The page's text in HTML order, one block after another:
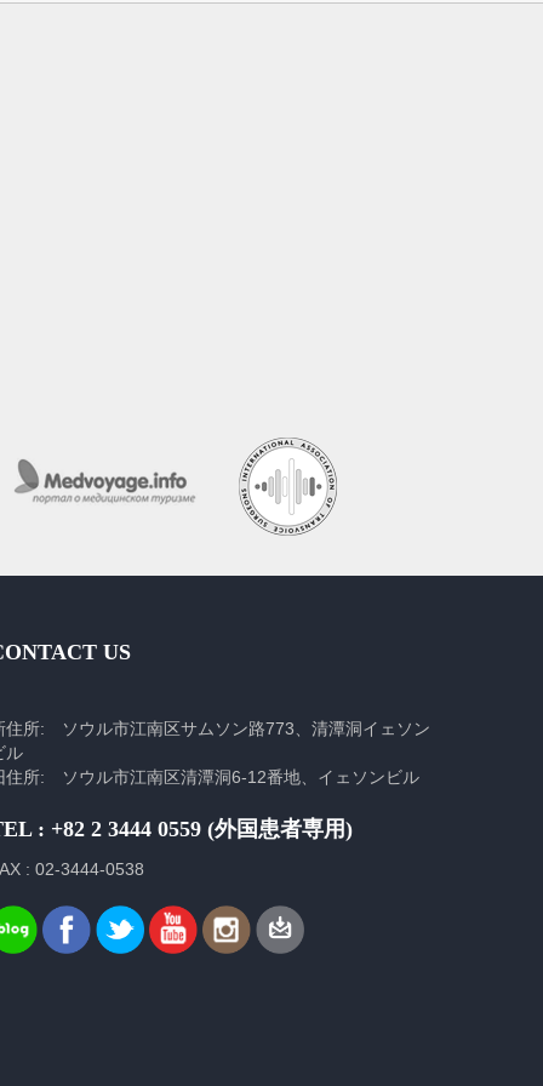
US
住所: ソウル市江南区サムソン路773、清潭洞イェソン
ル
住所: ソウル市江南区清潭洞6-12番地、イェソンビル
: +82 2 3444 0559 (外国患者専用)
: 02-3444-0538